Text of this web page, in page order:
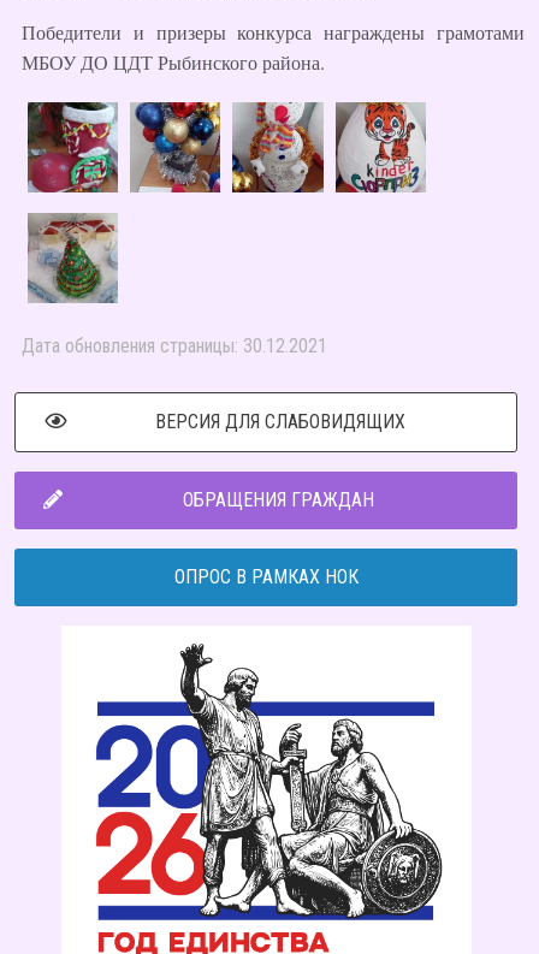
Победители и призеры конкурса награждены грамотами
МБОУ ДО ЦДТ Рыбинского района.
Дата обновления страницы: 30.12.2021
ВЕРСИЯ ДЛЯ СЛАБОВИДЯЩИХ
ОБРАЩЕНИЯ ГРАЖДАН
ОПРОС В РАМКАХ НОК